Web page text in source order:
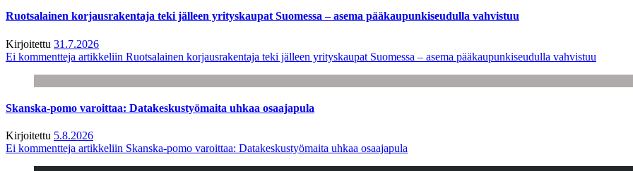
Ruotsalainen korjausrakentaja teki jälleen yrityskaupat Suomessa – asema pääkaupunkiseudulla vahvistuu
Kirjoitettu 31.7.2026
Ei kommentteja artikkeliin Ruotsalainen korjausrakentaja teki jälleen yrityskaupat Suomessa – asema pääkaupunkiseudulla vahvistuu
Skanska-pomo varoittaa: Datakeskustyömaita uhkaa osaajapula
Kirjoitettu 5.8.2026
Ei kommentteja artikkeliin Skanska-pomo varoittaa: Datakeskustyömaita uhkaa osaajapula